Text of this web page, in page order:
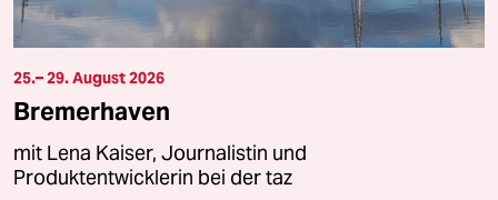
25.– 29. August 2026
Bremerhaven
mit Lena Kaiser, Journalistin und
Produktentwicklerin bei der taz